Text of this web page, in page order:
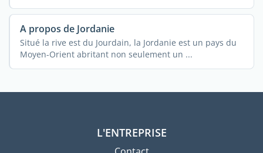
A propos de Jordanie
Situé la rive est du Jourdain, la Jordanie est un pays du
Moyen-Orient abritant non seulement un ...
L'ENTREPRISE